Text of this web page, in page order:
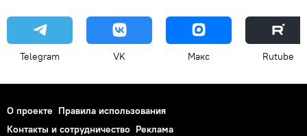
Telegram VK Макс Rutube
О проекте Правила использования
Контакты и сотрудничество Реклама